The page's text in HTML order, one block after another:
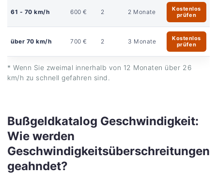
61 - 70 km/h 600 € 2 2 Monate
Kostenlos
prüfen
über 70 km/h 700 € 2 3 Monate
Kostenlos
prüfen
* Wenn Sie zweimal innerhalb von 12 Monaten über 26
km/h zu schnell gefahren sind.
Bußgeldkatalog Geschwindigkeit:
Wie werden
Geschwindigkeitsüberschreitungen
geahndet?